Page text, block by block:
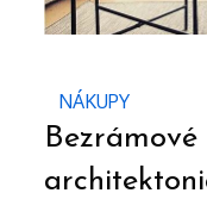
NÁKUPY